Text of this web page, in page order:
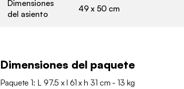
Dimensiones
del asiento
49 x 50 cm
Dimensiones del paquete
Paquete 1: L 97.5 x l 61 x h 31 cm - 13 kg